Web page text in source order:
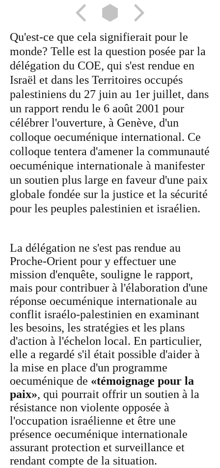
Qu'est-ce que cela signifierait pour le
monde? Telle est la question posée par la
délégation du COE, qui s'est rendue en
Israël et dans les Territoires occupés
palestiniens du 27 juin au 1er juillet, dans
un rapport rendu le 6 août 2001 pour
célébrer l'ouverture, à Genève, d'un
colloque oecuménique international. Ce
colloque tentera d'amener la communauté
oecuménique internationale à manifester
un soutien plus large en faveur d'une paix
globale fondée sur la justice et la sécurité
pour les peuples palestinien et israélien.
La délégation ne s'est pas rendue au
Proche-Orient pour y effectuer une
mission d'enquête, souligne le rapport,
mais pour contribuer à l'élaboration d'une
réponse oecuménique internationale au
conflit israélo-palestinien en examinant
les besoins, les stratégies et les plans
d'action à l'échelon local. En particulier,
elle a regardé s'il était possible d'aider à
la mise en place d'un programme
oecuménique de «témoignage pour la
paix», qui pourrait offrir un soutien à la
résistance non violente opposée à
l'occupation israélienne et être une
présence oecuménique internationale
assurant protection et surveillance et
rendant compte de la situation.